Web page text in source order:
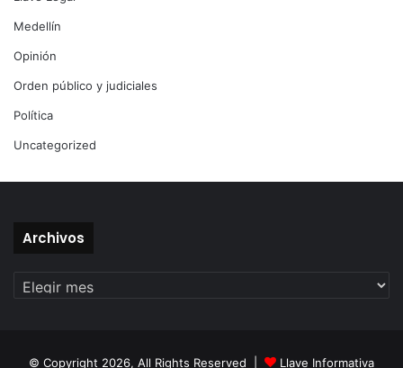
Medellín
Opinión
Orden público y judiciales
Política
Uncategorized
Archivos
© Copyright 2026, All Rights Reserved | Llave Informativa